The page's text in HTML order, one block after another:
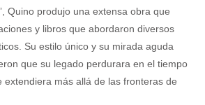
Quino produjo una extensa obra que
y libros que abordaron diversos
Su estilo único y su mirada aguda
que su legado perdurara en el tiempo
extendiera más allá de las fronteras de